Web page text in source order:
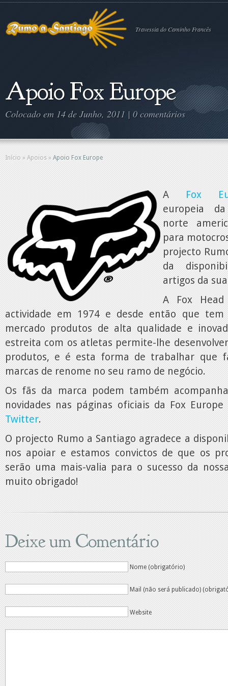
Travessia do Caminho Francês
Apoio Fox Europe
Colocado em 14 de Junho, 2011 | 0 comentários
Início » Apoios » Apoio Fox Europe
A Fox
europeia
norte
para
projecto
da
artigos da
A Fox
actividade em 1974 e desde então que
mercado produtos de alta qualidade e
estreita com os atletas permite-lhe
produtos, e é esta forma de trabalhar que
marcas de renome no seu ramo de negócio.
Os fãs da marca podem também
novidades nas páginas oficiais da Fox
Twitter.
O projecto Rumo a Santiago agradece a
nos apoiar e estamos convictos de que os
serão uma mais-valia para o sucesso da
muito obrigado!
Deixe um Comentário
Nome (obrigatório)
Mail (não será publicado)
Website